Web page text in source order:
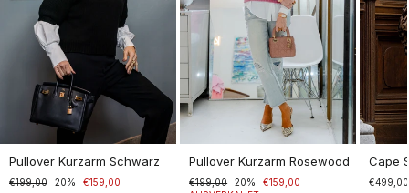
Pullover Kurzarm Schwarz
Normaler
€199,00
Sonderpreis20% €159,00
Pullover Kurzarm Rosewood
Normaler
€199,00
Sonderpreis20%
€159,00
Cape
€499,00